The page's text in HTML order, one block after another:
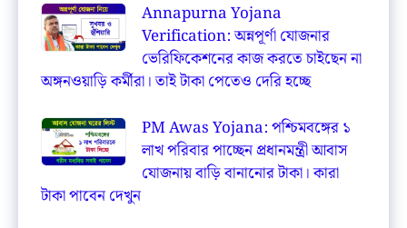
Annapurna Yojana
Verification: অন্নপূর্ণা যোজনার
ভেরিফিকেশনের কাজ করতে চাইছেন না
অঙ্গনওয়াড়ি কর্মীরা। তাই টাকা পেতেও দেরি হচ্ছে
PM Awas Yojana: পশ্চিমবঙ্গের ১
লাখ পরিবার পাচ্ছেন প্রধানমন্ত্রী আবাস
যোজনায় বাড়ি বানানোর টাকা। কারা
টাকা পাবেন দেখুন